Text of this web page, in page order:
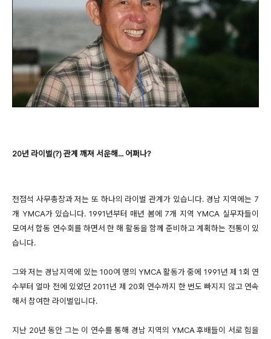
20년 라이벌(?) 관계 깨져 서운해... 어쩌나?
전점석 사무총장과 저는 또 하나의 라이벌 관계가 있습니다. 경남 지역에는 7
개 YMCA가 있습니다. 1991년부터 매년 봄에 7개 지역 YMCA 실무자들이
모여서 합동 연수회를 하면서 한 해 활동을 함께 준비하고 계획하는 전통이 있
습니다.
그와 저는 경남지역에 있는 100여 명의 YMCA 활동가 중에 1991년 제 1회 연
수부터 얼마 전에 있었던 2011년 제 20회 연수까지 한 번도 빠지지 않고 연속
해서 참여한 라이벌입니다.
지난 20년 동안 그는 이 연수를 통해 경남 지역의 YMCA 후배들이 서로 힘을